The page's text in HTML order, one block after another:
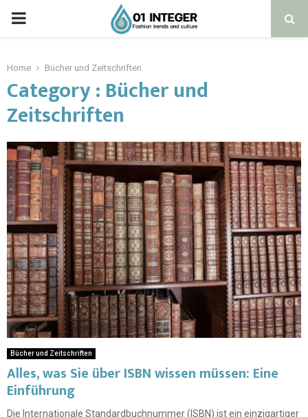
Home Bücher und Zeitschriften
Category : Bücher und
Zeitschriften
Bücher und Zeitschriften
Alles, was Sie über ISBN wissen müssen: Eine
Einführung
Die Internationale Standardbuchnummer (ISBN) ist ein einzigartiger